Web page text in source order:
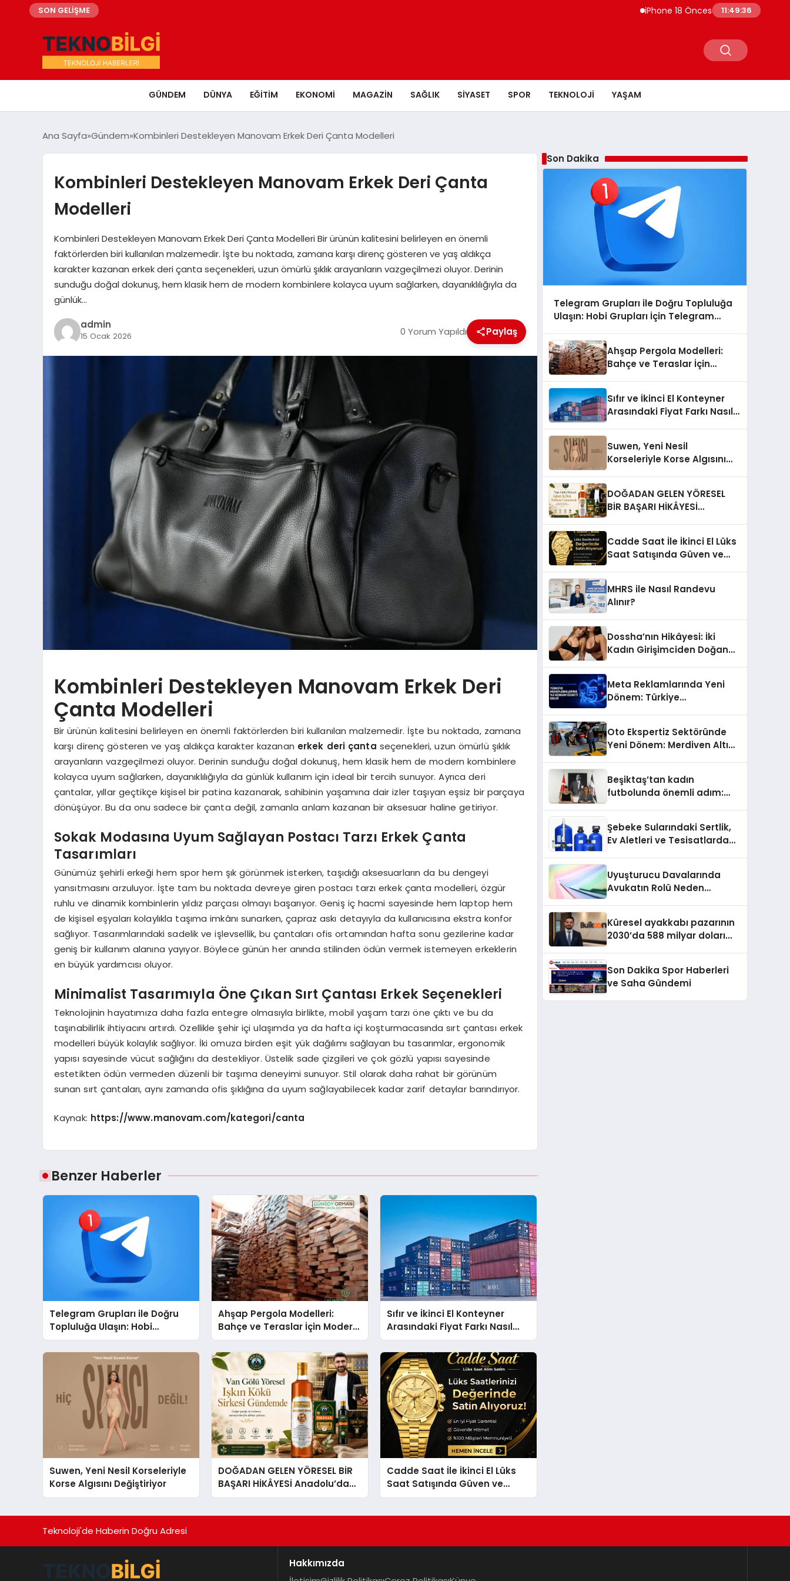
SON GELİŞME iPhone 18 Öncesi Apple’ın İndirim Talebi
11:49:37
GÜNDEM DÜNYA EĞITIM EKONOMI MAGAZIN SAĞLIK SIYASET SPOR TEKNOLOJI YAŞAM
Ana Sayfa Gündem Kombinleri Destekleyen Manovam Erkek Deri Çanta Modelleri
Kombinleri Destekleyen Manovam Erkek Deri Çanta
Modelleri
Kombinleri Destekleyen Manovam Erkek Deri Çanta Modelleri Bir ürünün kalitesini belirleyen en önemli
faktörlerden biri kullanılan malzemedir. İşte bu noktada, zamana karşı direnç gösteren ve yaş aldıkça
karakter kazanan erkek deri çanta seçenekleri, uzun ömürlü şıklık arayanların vazgeçilmezi oluyor. Derinin
sunduğu doğal dokunuş, hem klasik hem de modern kombinlere kolayca uyum sağlarken, dayanıklılığıyla da
günlük…
admin
15 Ocak 2026 0 Yorum Yapıldı Paylaş
Kombinleri Destekleyen Manovam Erkek Deri
Çanta Modelleri
Bir ürünün kalitesini belirleyen en önemli faktörlerden biri kullanılan malzemedir. İşte bu noktada, zamana
karşı direnç gösteren ve yaş aldıkça karakter kazanan erkek deri çanta seçenekleri, uzun ömürlü şıklık
arayanların vazgeçilmezi oluyor. Derinin sunduğu doğal dokunuş, hem klasik hem de modern kombinlere
kolayca uyum sağlarken, dayanıklılığıyla da günlük kullanım için ideal bir tercih sunuyor. Ayrıca deri
çantalar, yıllar geçtikçe kişisel bir patina kazanarak, sahibinin yaşamına dair izler taşıyan eşsiz bir parçaya
dönüşüyor. Bu da onu sadece bir çanta değil, zamanla anlam kazanan bir aksesuar haline getiriyor.
Sokak Modasına Uyum Sağlayan Postacı Tarzı Erkek Çanta
Tasarımları
Günümüz şehirli erkeği hem spor hem şık görünmek isterken, taşıdığı aksesuarların da bu dengeyi
yansıtmasını arzuluyor. İşte tam bu noktada devreye giren postacı tarzı erkek çanta modelleri, özgür
ruhlu ve dinamik kombinlerin yıldız parçası olmayı başarıyor. Geniş iç hacmi sayesinde hem laptop hem
de kişisel eşyaları kolaylıkla taşıma imkânı sunarken, çapraz askı detayıyla da kullanıcısına ekstra konfor
sağlıyor. Tasarımlarındaki sadelik ve işlevsellik, bu çantaları ofis ortamından hafta sonu gezilerine kadar
geniş bir kullanım alanına yayıyor. Böylece günün her anında stilinden ödün vermek istemeyen erkeklerin
en büyük yardımcısı oluyor.
Minimalist Tasarımıyla Öne Çıkan Sırt Çantası Erkek Seçenekleri
Teknolojinin hayatımıza daha fazla entegre olmasıyla birlikte, mobil yaşam tarzı öne çıktı ve bu da
taşınabilirlik ihtiyacını artırdı. Özellikle şehir içi ulaşımda ya da hafta içi koşturmacasında sırt çantası erkek
modelleri büyük kolaylık sağlıyor. İki omuza birden eşit yük dağılımı sağlayan bu tasarımlar, ergonomik
yapısı sayesinde vücut sağlığını da destekliyor. Üstelik sade çizgileri ve çok gözlü yapısı sayesinde
estetikten ödün vermeden düzenli bir taşıma deneyimi sunuyor. Stil olarak daha rahat bir görünüm
sunan sırt çantaları, aynı zamanda ofis şıklığına da uyum sağlayabilecek kadar zarif detaylar barındırıyor.
Kaynak: https://www.manovam.com/kategori/canta
Benzer Haberler
Telegram Grupları ile Doğru
Topluluğa Ulaşın: Hobi
Grupları İçin Telegram
Kullanımı
Ahşap Pergola Modelleri:
Bahçe ve Teraslar İçin Modern
Tasarım Fikirleri
Sıfır ve İkinci El Konteyner
Arasındaki Fiyat Farkı Nasıl
Oluşur?
Suwen, Yeni Nesil Korseleriyle
Korse Algısını Değiştiriyor
DOĞADAN GELEN YÖRESEL BİR
BAŞARI HİKÂYESİ Anadolu’dan
Çıkan Güçlü Bir Başarı
Cadde Saat İle İkinci El Lüks
Saat Satışında Güven ve
Doğru Değerleme
Son Dakika
Telegram Grupları ile Doğru Topluluğa
Ulaşın: Hobi Grupları İçin Telegram
Ahşap Pergola Modelleri:
Bahçe ve Teraslar İçin
Sıfır ve İkinci El Konteyner
Arasındaki Fiyat Farkı Nasıl
Suwen, Yeni Nesil
Korseleriyle Korse Algısını
DOĞADAN GELEN YÖRESEL
BİR BAŞARI HİKÂYESİ
Yöresel Işkın Kökü Sirkesi
Cadde Saat İle İkinci El Lüks
Saat Satışında Güven ve
MHRS ile Nasıl Randevu
Alınır?
Dossha’nın Hikâyesi: İki
Kadın Girişimciden Doğan
Meta Reklamlarında Yeni
Dönem: Türkiye
Oto Ekspertiz Sektöründe
Yeni Dönem: Merdiven Altı
Beşiktaş’tan kadın
futbolunda önemli adım:
Gündoğdu kulüp hafızasını
geleceğe taşıyacak
Şebeke Sularındaki Sertlik,
Ev Aletleri ve Tesisatlarda
Uyuşturucu Davalarında
Avukatın Rolü Neden
Küresel ayakkabı pazarının
2030’da 588 milyar doları
Son Dakika Spor Haberleri
ve Saha Gündemi
Teknoloji'de Haberin Doğru Adresi
Hakkımızda